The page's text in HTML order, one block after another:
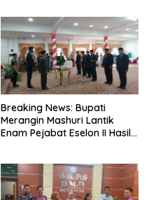
Breaking News: Bupati
Merangin Mashuri Lantik
Enam Pejabat Eselon II Hasil